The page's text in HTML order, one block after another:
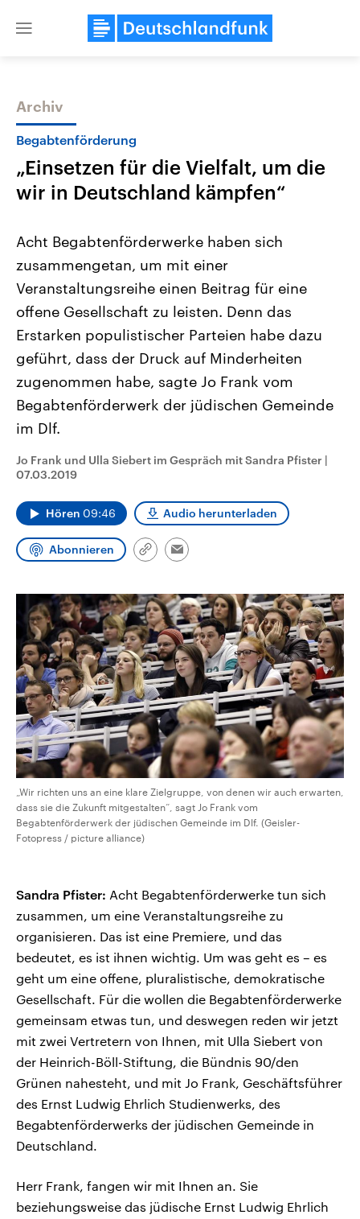
Close
Themen
USA
Aktuelle Beiträge, Analysen und
Hintergründe
Wirtschaftlich und militärisch
gehören die Vereinigten Staaten zu
den mächtigsten Ländern der Erde,
mit großem Einfluss auf das
aktuelle Weltgeschehen.
Nahostkonflikt
Aktuelle Lage und
Der Überfall der
Terrororganisation Hamas
Oktober 2023 auf Israel
Region wieder die Gewalt
Israel möchte die Hamas
Libanon vom Iran
Sendungen Programm Podcasts
Archiv
Begabtenförderung
„Einsetzen für die Vielfalt, um die
wir in Deutschland kämpfen“
Acht Begabtenförderwerke haben sich
zusammengetan, um mit einer
Veranstaltungsreihe einen Beitrag für eine
offene Gesellschaft zu leisten. Denn das
Erstarken populistischer Parteien habe dazu
geführt, dass der Druck auf Minderheiten
zugenommen habe, sagte Jo Frank vom
Begabtenförderwerk der jüdischen Gemeinde
im Dlf.
Jo Frank und Ulla Siebert im Gespräch mit Sandra Pfister |
07.03.2019
Hören 09:46 Audio herunterladen
Abonnieren
Link
Email
„Wir richten uns an eine klare Zielgruppe, von denen wir auch erwarten,
dass sie die Zukunft mitgestalten“, sagt Jo Frank vom
Begabtenförderwerk der jüdischen Gemeinde im Dlf. (Geisler-
Fotopress / picture alliance)
Sandra Pfister: Acht Begabtenförderwerke tun sich
zusammen, um eine Veranstaltungsreihe zu
organisieren. Das ist eine Premiere, und das
bedeutet, es ist ihnen wichtig. Um was geht es – es
geht um eine offene, pluralistische, demokratische
Gesellschaft. Für die wollen die Begabtenförderwerke
gemeinsam etwas tun, und deswegen reden wir jetzt
mit zwei Vertretern von Ihnen, mit Ulla Siebert von
der Heinrich-Böll-Stiftung, die Bündnis 90/den
Grünen nahesteht, und mit Jo Frank, Geschäftsführer
des Ernst Ludwig Ehrlich Studienwerks, des
Begabtenförderwerks der jüdischen Gemeinde in
Deutschland.
Herr Frank, fangen wir mit Ihnen an. Sie
beziehungsweise das jüdische Ernst Ludwig Ehrlich